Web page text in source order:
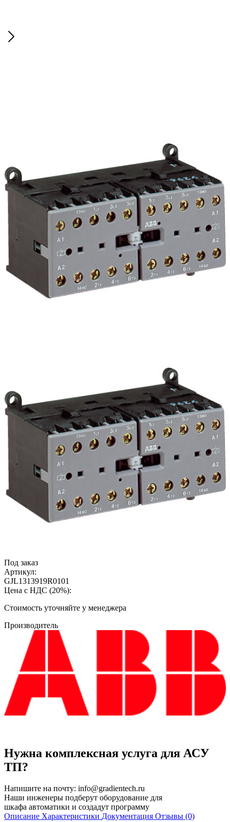
Под заказ
Артикул:
GJL1313919R0101
Цена с НДС (20%):
Cтоимость уточняйте у менеджера
Производитель
Нужна комплексная услуга для АСУ
ТП?
Напишите на почту: info@gradientech.ru
Наши инженеры подберут оборудование для
шкафа автоматики и создадут программу
Описание Характеристики Документация Отзывы (0)